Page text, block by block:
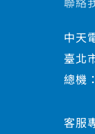
聯絡
中天
臺北
總機：
客服